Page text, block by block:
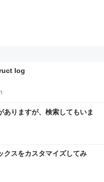
log
ありますが、検索してもいま
クスをカスタマイズしてみ